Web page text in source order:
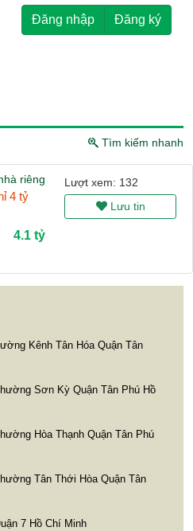
Đăng nhập Đăng ký
Tìm kiếm nhanh
riêng
4 tỷ
4.1 tỷ
Lượt xem: 132
Lưu tin
Kênh Tân Hóa Quận Tân
Sơn Kỳ Quận Tân Phú Hồ
Hòa Thạnh Quận Tân Phú
Tân Thới Hòa Quận Tân
7 Hồ Chí Minh